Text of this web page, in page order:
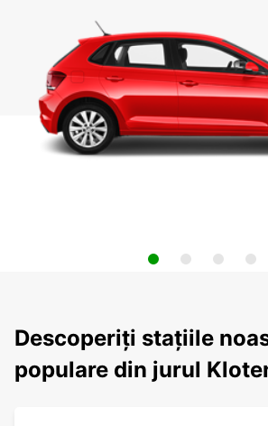
Descoperiți stațiile
populare din jurul